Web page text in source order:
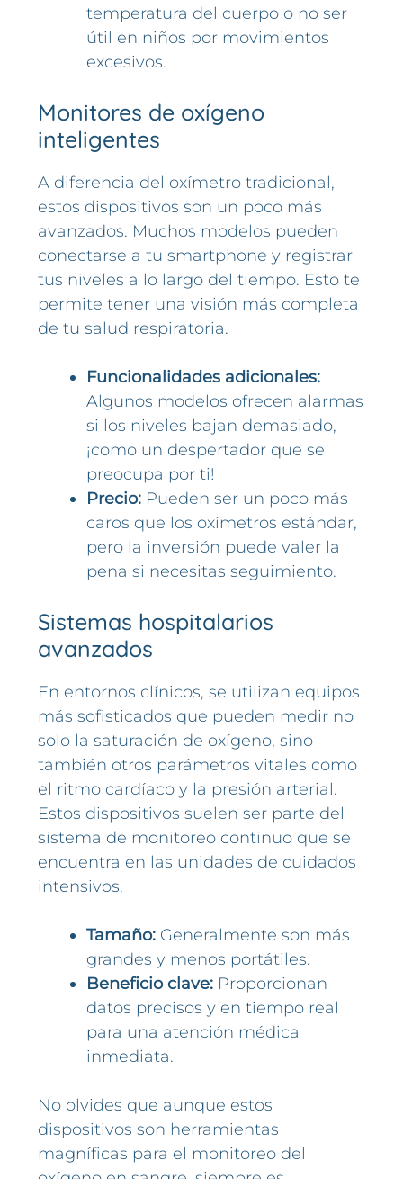
temperatura del cuerpo o no ser
útil en niños por movimientos
excesivos.
Monitores de oxígeno
inteligentes
A diferencia del oxímetro tradicional,
estos dispositivos son un poco más
avanzados. Muchos modelos pueden
conectarse a tu smartphone y registrar
tus niveles a lo largo del tiempo. Esto te
permite tener una visión más completa
de tu salud respiratoria.
Funcionalidades adicionales:
Algunos modelos ofrecen alarmas
si los niveles bajan demasiado,
¡como un despertador que se
preocupa por ti!
Precio: Pueden ser un poco más
caros que los oxímetros estándar,
pero la inversión puede valer la
pena si necesitas seguimiento.
Sistemas hospitalarios
avanzados
En entornos clínicos, se utilizan equipos
más sofisticados que pueden medir no
solo la saturación de oxígeno, sino
también otros parámetros vitales como
el ritmo cardíaco y la presión arterial.
Estos dispositivos suelen ser parte del
sistema de monitoreo continuo que se
encuentra en las unidades de cuidados
intensivos.
Tamaño: Generalmente son más
grandes y menos portátiles.
Beneficio clave: Proporcionan
datos precisos y en tiempo real
para una atención médica
inmediata.
No olvides que aunque estos
dispositivos son herramientas
magníficas para el monitoreo del